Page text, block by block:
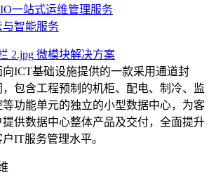
一站式运维管理服务
与智能服务
微模块解决方案
向ICT基础设施提供的一款采用通道封
，包含工程预制的机柜、配电、制冷、监
等功能单元的独立的小型数据中心，为客
提供数据中心整体产品及交付，全面提升
户IT服务管理水平。